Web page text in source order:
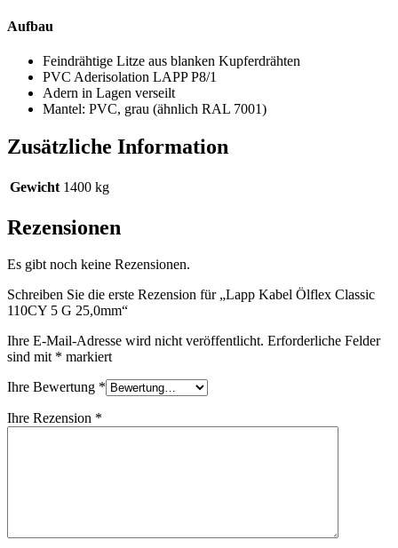
Aufbau
Feindrähtige Litze aus blanken Kupferdrähten
PVC Aderisolation LAPP P8/1
Adern in Lagen verseilt
Mantel: PVC, grau (ähnlich RAL 7001)
Zusätzliche Information
Gewicht 1400 kg
Rezensionen
Es gibt noch keine Rezensionen.
Schreiben Sie die erste Rezension für „Lapp Kabel Ölflex Classic
110CY 5 G 25,0mm“
Ihre E-Mail-Adresse wird nicht veröffentlicht. Erforderliche Felder
sind mit * markiert
Ihre Bewertung *
Ihre Rezension *